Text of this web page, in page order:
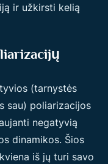
ir užkirsti kelią
(tarnystės
sau) poliarizacijos
negatyvią
dinamikos. Šios
iš jų turi savo